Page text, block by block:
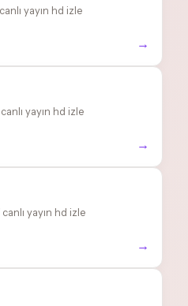
yayın hd izle
→
yayın hd izle
→
canlı yayın hd izle
→